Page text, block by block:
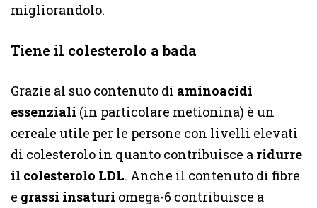
migliorandolo.
Tiene il colesterolo a bada
Grazie al suo contenuto di aminoacidi
essenziali (in particolare metionina) è un
cereale utile per le persone con livelli elevati
di colesterolo in quanto contribuisce a ridurre
il colesterolo LDL. Anche il contenuto di fibre
e grassi insaturi omega-6 contribuisce a